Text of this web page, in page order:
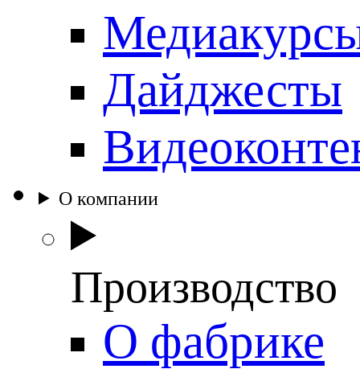
Дайджесты
О компании
Производство
О фабрике